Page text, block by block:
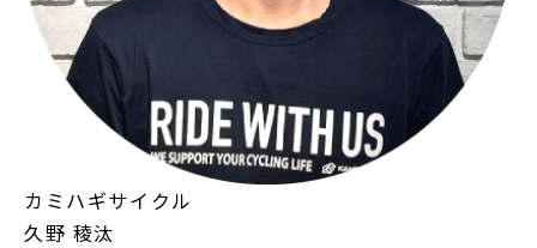
カミハギサイクル
久野 稜汰